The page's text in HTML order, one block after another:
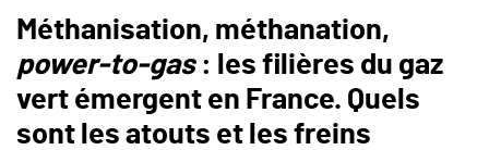
Méthanisation, méthanation,
power-to-gas : les filières du gaz
vert émergent en France. Quels
sont les atouts et les freins